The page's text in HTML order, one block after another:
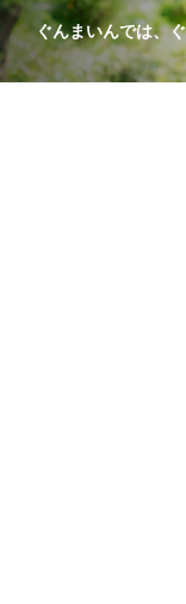
ぐんまいんでは、